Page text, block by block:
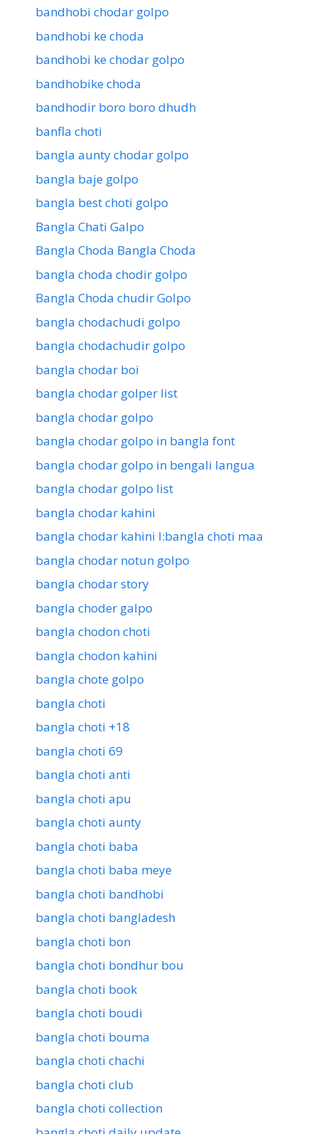
bandhobi chodar golpo
bandhobi ke choda
bandhobi ke chodar golpo
bandhobike choda
bandhodir boro boro dhudh
banfla choti
bangla aunty chodar golpo
bangla baje golpo
bangla best choti golpo
Bangla Chati Galpo
Bangla Choda Bangla Choda
bangla choda chodir golpo
Bangla Choda chudir Golpo
bangla chodachudi golpo
bangla chodachudir golpo
bangla chodar boi
bangla chodar golper list
bangla chodar golpo
bangla chodar golpo in bangla font
bangla chodar golpo in bengali langua
bangla chodar golpo list
bangla chodar kahini
bangla chodar kahini l:bangla choti maa
bangla chodar notun golpo
bangla chodar story
bangla choder galpo
bangla chodon choti
bangla chodon kahini
bangla chote golpo
bangla choti
bangla choti +18
bangla choti 69
bangla choti anti
bangla choti apu
bangla choti aunty
bangla choti baba
bangla choti baba meye
bangla choti bandhobi
bangla choti bangladesh
bangla choti bon
bangla choti bondhur bou
bangla choti book
bangla choti boudi
bangla choti bouma
bangla choti chachi
bangla choti club
bangla choti collection